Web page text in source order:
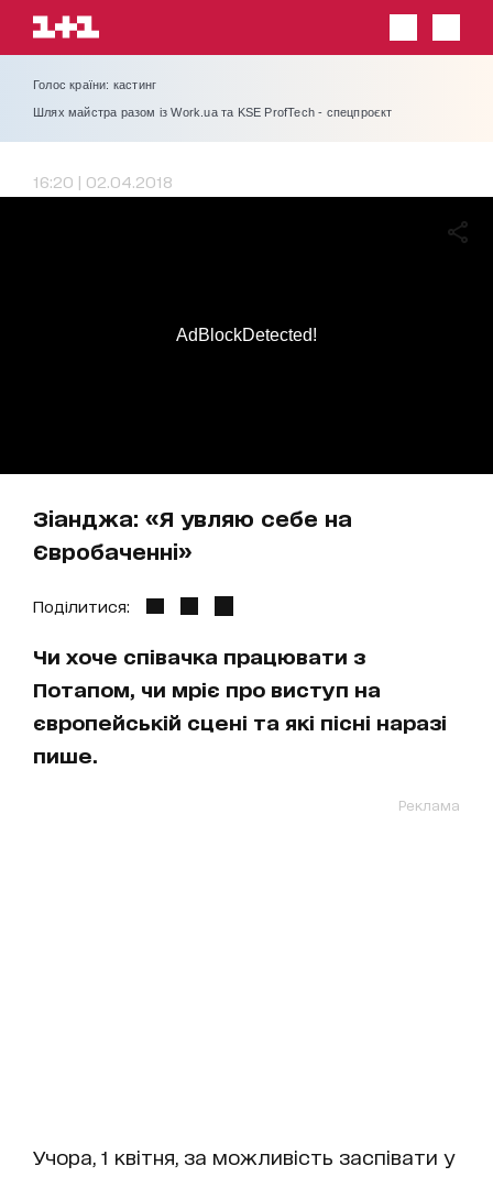
Голос країни: кастинг
Шлях майстра разом із Work.ua та KSE ProfTech - спецпроєкт
16:20 | 02.04.2018
Зіанджа: «Я увляю себе на
Євробаченні»
AdBlockDetected!
Поділитися:
Чи хоче співачка працювати з
Потапом, чи мріє про виступ на
європейській сцені та які пісні наразі
пише.
Реклама
Учора, 1 квітня, за можливість заспівати у